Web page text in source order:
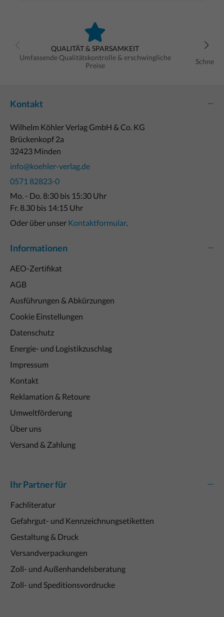
QUALITÄT & SPARSAMKEIT
Umfassende Qualitätskontrolle & erschwingliche
Preise
Schnelle
Kontakt
Wilhelm Köhler Verlag GmbH & Co. KG
Brückenkopf 2a
32423 Minden
info@koehler-verlag.de
0571 82823-0
Mo. - Do. 8:30 bis 15:30 Uhr
Fr. 8.30 bis 14:15 Uhr
Oder über unser Kontaktformular
Informationen
AEO-Zertifikat
AGB
Ausführungen & Abkürzungen
Cookie Einstellungen
Datenschutz
Energie- und Logistikzuschlag
Impressum
Kontakt
Reklamation & Retoure
Umweltförderung
Über uns
Versand & Zahlung
Ihr Partner für
Fachliteratur
Gefahrgut- und Kennzeichnungsetiketten
Gestaltung & Druck
Versandverpackungen
Zoll- und Außenhandelsberatung
Zoll- und Speditionsvordrucke